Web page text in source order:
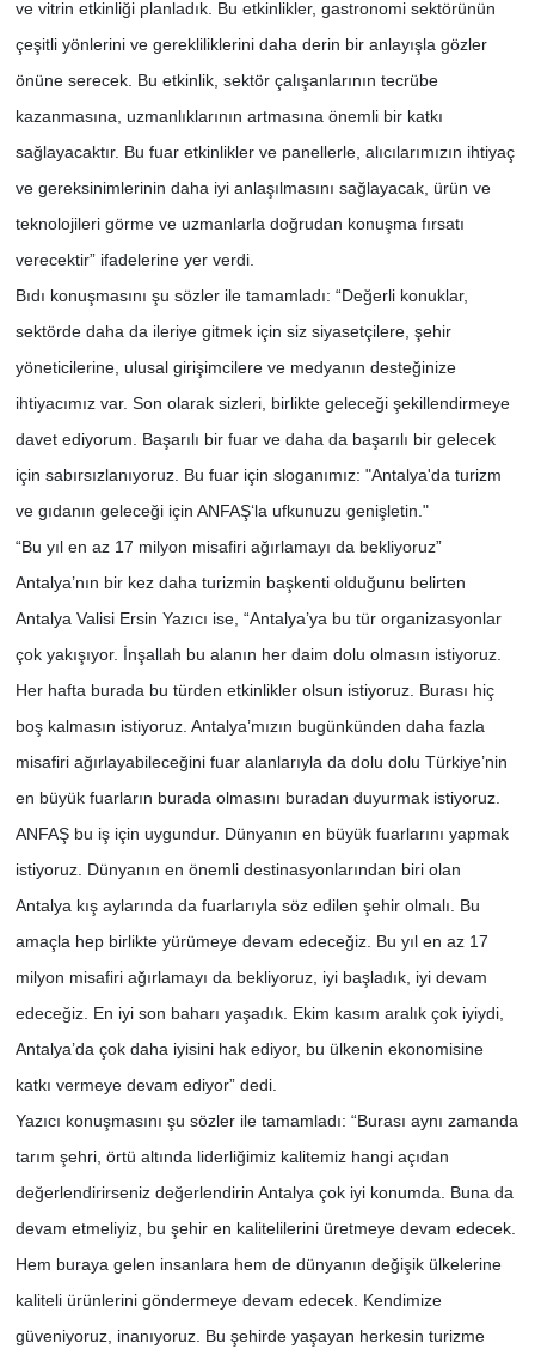
ve vitrin etkinliği planladık. Bu etkinlikler, gastronomi sektörünün
çeşitli yönlerini ve gerekliliklerini daha derin bir anlayışla gözler
önüne serecek. Bu etkinlik, sektör çalışanlarının tecrübe
kazanmasına, uzmanlıklarının artmasına önemli bir katkı
sağlayacaktır. Bu fuar etkinlikler ve panellerle, alıcılarımızın ihtiyaç
ve gereksinimlerinin daha iyi anlaşılmasını sağlayacak, ürün ve
teknolojileri görme ve uzmanlarla doğrudan konuşma fırsatı
verecektir” ifadelerine yer verdi.
Bıdı konuşmasını şu sözler ile tamamladı: “Değerli konuklar,
sektörde daha da ileriye gitmek için siz siyasetçilere, şehir
yöneticilerine, ulusal girişimcilere ve medyanın desteğinize
ihtiyacımız var. Son olarak sizleri, birlikte geleceği şekillendirmeye
davet ediyorum. Başarılı bir fuar ve daha da başarılı bir gelecek
için sabırsızlanıyoruz. Bu fuar için sloganımız: "Antalya'da turizm
ve gıdanın geleceği için ANFAŞ‘la ufkunuzu genişletin."
“Bu yıl en az 17 milyon misafiri ağırlamayı da bekliyoruz”
Antalya’nın bir kez daha turizmin başkenti olduğunu belirten
Antalya Valisi Ersin Yazıcı ise, “Antalya’ya bu tür organizasyonlar
çok yakışıyor. İnşallah bu alanın her daim dolu olmasın istiyoruz.
Her hafta burada bu türden etkinlikler olsun istiyoruz. Burası hiç
boş kalmasın istiyoruz. Antalya’mızın bugünkünden daha fazla
misafiri ağırlayabileceğini fuar alanlarıyla da dolu dolu Türkiye’nin
en büyük fuarların burada olmasını buradan duyurmak istiyoruz.
ANFAŞ bu iş için uygundur. Dünyanın en büyük fuarlarını yapmak
istiyoruz. Dünyanın en önemli destinasyonlarından biri olan
Antalya kış aylarında da fuarlarıyla söz edilen şehir olmalı. Bu
amaçla hep birlikte yürümeye devam edeceğiz. Bu yıl en az 17
milyon misafiri ağırlamayı da bekliyoruz, iyi başladık, iyi devam
edeceğiz. En iyi son baharı yaşadık. Ekim kasım aralık çok iyiydi,
Antalya’da çok daha iyisini hak ediyor, bu ülkenin ekonomisine
katkı vermeye devam ediyor” dedi.
Yazıcı konuşmasını şu sözler ile tamamladı: “Burası aynı zamanda
tarım şehri, örtü altında liderliğimiz kalitemiz hangi açıdan
değerlendirirseniz değerlendirin Antalya çok iyi konumda. Buna da
devam etmeliyiz, bu şehir en kalitelilerini üretmeye devam edecek.
Hem buraya gelen insanlara hem de dünyanın değişik ülkelerine
kaliteli ürünlerini göndermeye devam edecek. Kendimize
güveniyoruz, inanıyoruz. Bu şehirde yaşayan herkesin turizme